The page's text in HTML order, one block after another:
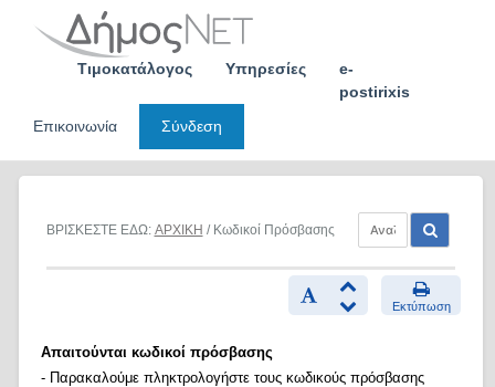
Τιμοκατάλογος Υπηρεσίες
e-
postirixis
Επικοινωνία
Σύνδεση
ΒΡΙΣΚΕΣΤΕ ΕΔΩ: ΑΡΧΙΚΗ / Κωδικοί Πρόσβασης
Εκτύπωση
Απαιτούνται κωδικοί πρόσβασης
- Παρακαλούμε πληκτρολογήστε τους κωδικούς πρόσβασης